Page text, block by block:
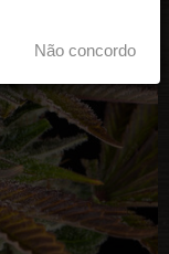
Não concordo